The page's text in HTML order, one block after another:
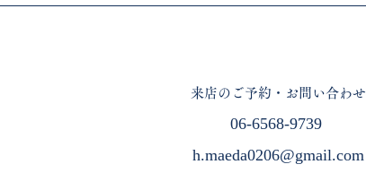
​来店のご予約・お問い合わせ
06-6568-9739
h.maeda0206@gmail.com